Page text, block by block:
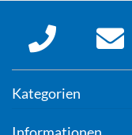
Kategorien